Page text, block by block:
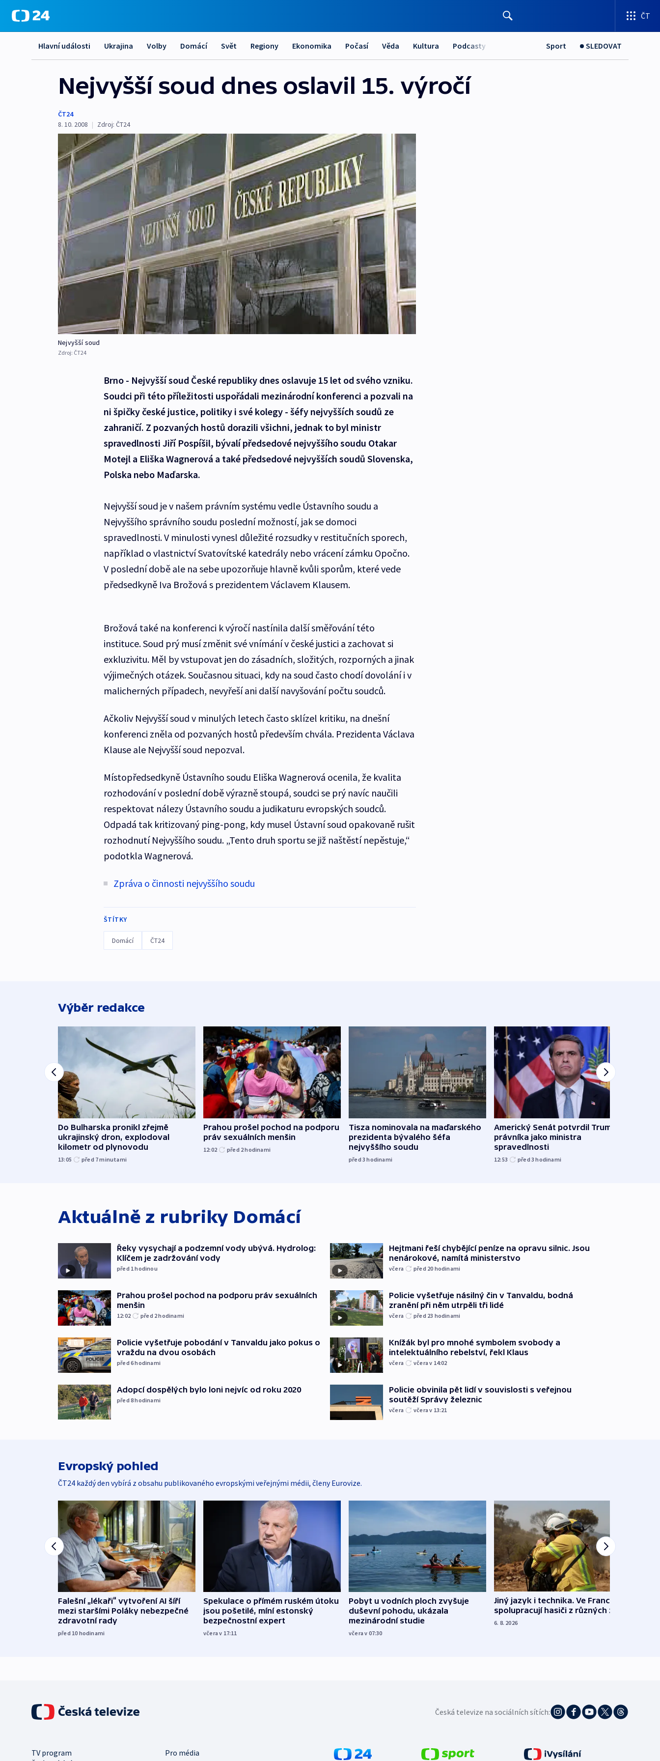
ČT
Hlavní události Ukrajina Volby Domácí Svět Regiony Ekonomika Počasí Věda Kultura Podcasty Sport SLEDOVAT
Nejvyšší soud dnes oslavil 15. výročí
ČT24
8. 10. 2008 | Zdroj: ČT24
Nejvyšší soud
Zdroj: ČT24
Brno - Nejvyšší soud České republiky dnes oslavuje 15 let od svého vzniku.
Soudci při této příležitosti uspořádali mezinárodní konferenci a pozvali na
ni špičky české justice, politiky i své kolegy - šéfy nejvyšších soudů ze
zahraničí. Z pozvaných hostů dorazili všichni, jednak to byl ministr
spravedlnosti Jiří Pospíšil, bývalí předsedové nejvyššího soudu Otakar
Motejl a Eliška Wagnerová a také předsedové nejvyšších soudů Slovenska,
Polska nebo Maďarska.
Nejvyšší soud je v našem právním systému vedle Ústavního soudu a
Nejvyššího správního soudu poslední možností, jak se domoci
spravedlnosti. V minulosti vynesl důležité rozsudky v restitučních sporech,
například o vlastnictví Svatovítské katedrály nebo vrácení zámku Opočno.
V poslední době ale na sebe upozorňuje hlavně kvůli sporům, které vede
předsedkyně Iva Brožová s prezidentem Václavem Klausem.
Brožová také na konferenci k výročí nastínila další směřování této
instituce. Soud prý musí změnit své vnímání v české justici a zachovat si
exkluzivitu. Měl by vstupovat jen do zásadních, složitých, rozporných a jinak
výjimečných otázek. Současnou situaci, kdy na soud často chodí dovolání i v
malicherných případech, nevyřeší ani další navyšování počtu soudců.
Ačkoliv Nejvyšší soud v minulých letech často sklízel kritiku, na dnešní
konferenci zněla od pozvaných hostů především chvála. Prezidenta Václava
Klause ale Nejvyšší soud nepozval.
Místopředsedkyně Ústavního soudu Eliška Wagnerová ocenila, že kvalita
rozhodování v poslední době výrazně stoupá, soudci se prý navíc naučili
respektovat nálezy Ústavního soudu a judikaturu evropských soudců.
Odpadá tak kritizovaný ping-pong, kdy musel Ústavní soud opakovaně rušit
rozhodnutí Nejvyššího soudu. „Tento druh sportu se již naštěstí nepěstuje,“
podotkla Wagnerová.
Zpráva o činnosti nejvyššího soudu
ŠTÍTKY
Domácí ČT24
Výběr redakce
Do Bulharska pronikl zřejmě
ukrajinský dron, explodoval
kilometr od plynovodu
13:05 před 7minutami
Prahou prošel pochod na podporu
práv sexuálních menšin
12:02 před 2hodinami
Tisza nominovala na maďarského
prezidenta bývalého šéfa
nejvyššího soudu
před 3hodinami
Americký Senát potvrdil Trumpova
právníka jako ministra
spravedlnosti
12:53 před 3hodinami
Aktuálně z rubriky Domácí
Řeky vysychají a podzemní vody ubývá. Hydrolog:
Klíčem je zadržování vody
před 1hodinou
Prahou prošel pochod na podporu práv sexuálních
menšin
12:02 před 2hodinami
Policie vyšetřuje pobodání v Tanvaldu jako pokus o
vraždu na dvou osobách
před 6hodinami
Adopcí dospělých bylo loni nejvíc od roku 2020
před 8hodinami
Hejtmani řeší chybějící peníze na opravu silnic. Jsou
nenárokové, namítá ministerstvo
včera před 20 hodinami
Policie vyšetřuje násilný čin v Tanvaldu, bodná
zranění při něm utrpěli tři lidé
včera před 23 hodinami
Knížák byl pro mnohé symbolem svobody a
intelektuálního rebelství, řekl Klaus
včera včera v 14:02
Policie obvinila pět lidí v souvislosti s veřejnou
soutěží Správy železnic
včera včera v 13:21
Evropský pohled
ČT24 každý den vybírá z obsahu publikovaného evropskými veřejnými médii, členy Eurovize.
Falešní „lékaři“ vytvoření AI šíří
mezi staršími Poláky nebezpečné
zdravotní rady
před 10 hodinami
Spekulace o přímém ruském útoku
jsou pošetilé, míní estonský
bezpečnostní expert
včera v 17:11
Pobyt u vodních ploch zvyšuje
duševní pohodu, ukázala
mezinárodní studie
včera v 07:30
Jiný jazyk i technika. Ve Francii
spolupracují hasiči z různých zemí
6. 8. 2026
Česká televize na sociálních sítích:
TV program
Pro média